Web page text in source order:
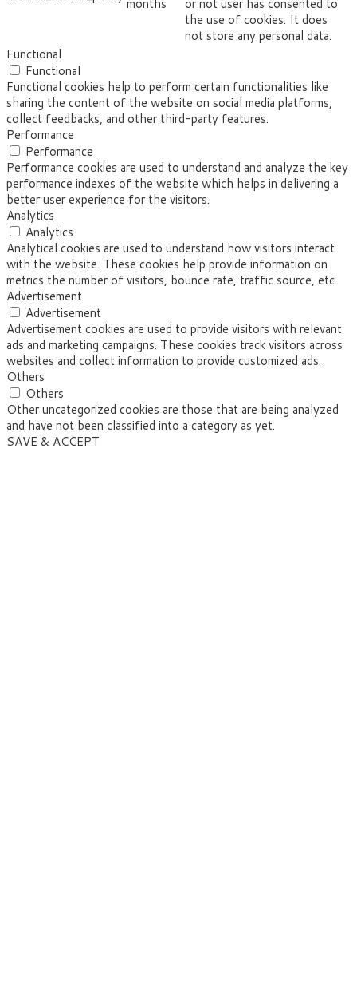
months
or not user has consented to
the use of cookies. It does
not store any personal data.
Functional
Functional
Functional cookies help to perform certain functionalities like
sharing the content of the website on social media platforms,
collect feedbacks, and other third-party features.
Performance
Performance
Performance cookies are used to understand and analyze the key
performance indexes of the website which helps in delivering a
better user experience for the visitors.
Analytics
Analytics
Analytical cookies are used to understand how visitors interact
with the website. These cookies help provide information on
metrics the number of visitors, bounce rate, traffic source, etc.
Advertisement
Advertisement
Advertisement cookies are used to provide visitors with relevant
ads and marketing campaigns. These cookies track visitors across
websites and collect information to provide customized ads.
Others
Others
Other uncategorized cookies are those that are being analyzed
and have not been classified into a category as yet.
SAVE & ACCEPT